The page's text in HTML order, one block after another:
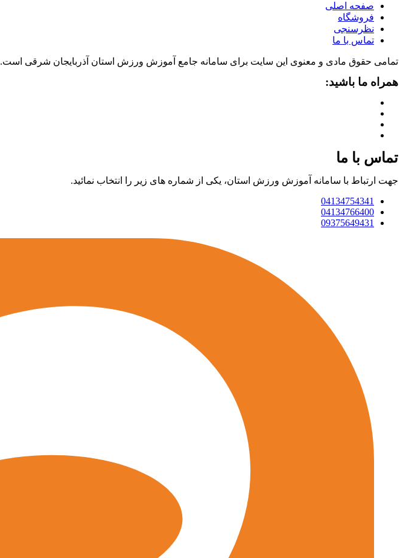
صفحه اصلی
فروشگاه
نظرسنجی
تماس با ما
تمامی حقوق مادی و معنوی این سایت برای سامانه جامع آموزش ورزش استان آذربایجان شرقی است.
همراه ما باشید:
تماس با ما
جهت ارتباط با سامانه آموزش ورزش استان، یکی از شماره های زیر را انتخاب نمائید.
04134754341
04134766400
09375649431